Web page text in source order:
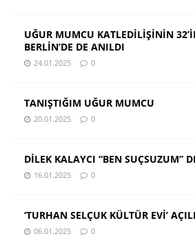
UĞUR MUMCU KATLEDİLİŞİNİN
BERLİN’DE DE ANILDI
24.01.2025 0
TANIŞTIĞIM UĞUR MUMCU
20.01.2025 0
DİLEK KALAYCI “BEN SUÇSUZUM”
16.01.2025 0
‘TURHAN SELÇUK KÜLTÜR EVİ’
06.01.2025 0